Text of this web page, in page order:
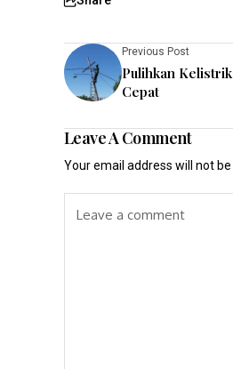
Previous Post
Pulihkan
Cepat
Leave A Comment
Your email address will not be